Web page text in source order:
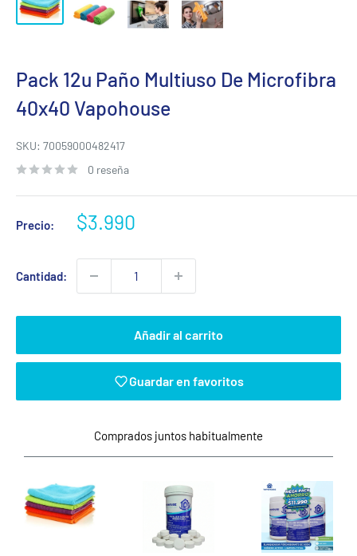
Pack 12u Paño Multiuso De Microfibra
40x40 Vapohouse
SKU: 70059000482417
0 reseña
Precio:
Precio
venta
$3.990
Cantidad:
Añadir al carrito
Guardar en favoritos
Comprados juntos habitualmente